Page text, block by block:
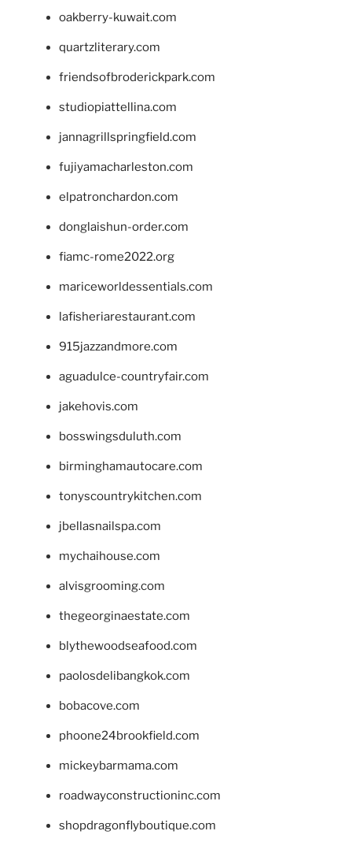
oakberry-kuwait.com
quartzliterary.com
friendsofbroderickpark.com
studiopiattellina.com
jannagrillspringfield.com
fujiyamacharleston.com
elpatronchardon.com
donglaishun-order.com
fiamc-rome2022.org
mariceworldessentials.com
lafisheriarestaurant.com
915jazzandmore.com
aguadulce-countryfair.com
jakehovis.com
bosswingsduluth.com
birminghamautocare.com
tonyscountrykitchen.com
jbellasnailspa.com
mychaihouse.com
alvisgrooming.com
thegeorginaestate.com
blythewoodseafood.com
paolosdelibangkok.com
bobacove.com
phoone24brookfield.com
mickeybarmama.com
roadwayconstructioninc.com
shopdragonflyboutique.com